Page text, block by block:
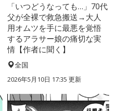
「いつどうなっても…」70代
父が全裸で救急搬送→大人
用オムツを手に最悪を覚悟
するアラサー娘の痛切な実
情【作者に聞く】
全国
2026年5月10日 17:35 更新